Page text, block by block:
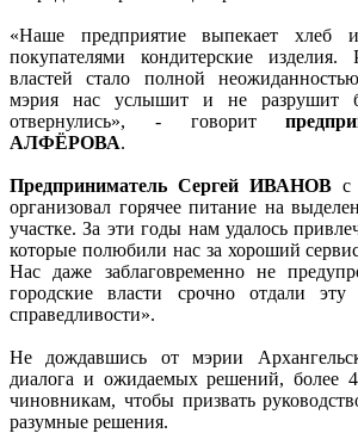
«Наше предприятие выпекает хлеб
покупателями кондитерские изделия.
властей стало полной
мэрия нас услышит и не разрушит
отвернулись», - говорит
АЛФЁРОВА.
Предприниматель Сергей ИВАНОВ с
организовал горячее питание на
участке. За эти годы нам удалось
которые полюбили нас за хороший
Нас даже заблаговременно не
городские власти срочно отдали
справедливости».
Не дождавшись от мэрии
диалога и ожидаемых решений, более
чиновникам, чтобы призвать
разумные решения.